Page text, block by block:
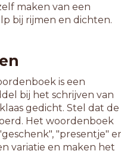
maken van een
bij rijmen en dichten.
is een
bij het schrijven van
gedicht. Stel dat de
Het woordenboek
"presentje"
variatie en maken het